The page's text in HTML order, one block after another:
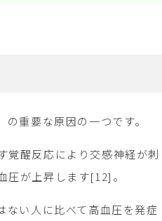
重要な原因の一つです。
覚醒反応により交感神経が刺
圧が上昇します[12]。
ない人に比べて高血圧を発症